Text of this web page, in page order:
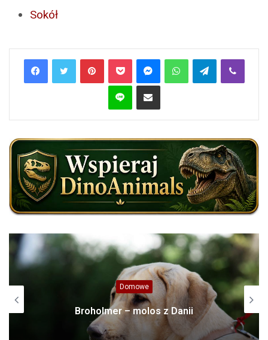
Sokół
PinterestPocket MessengerWhatsAppTelegramViber
Line Share via Email
Domowe
Broholmer – molos z Danii